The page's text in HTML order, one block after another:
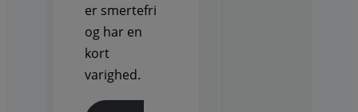
er smertefri
og har en
kort
varighed.